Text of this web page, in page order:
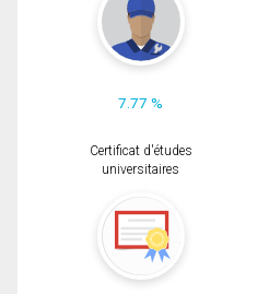
7.77 %
Certificat d'études
universitaires